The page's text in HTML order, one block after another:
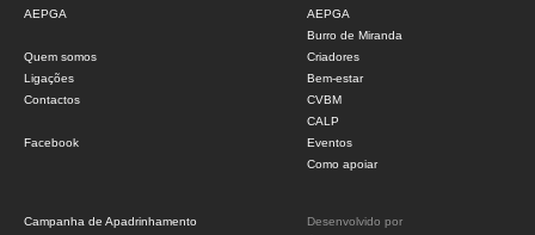
AEPGA
Quem somos
Ligações
Contactos
Facebook
AEPGA
Burro de Miranda
Criadores
Bem-estar
CVBM
CALP
Eventos
Como apoiar
Campanha de Apadrinhamento
Desenvolvido por